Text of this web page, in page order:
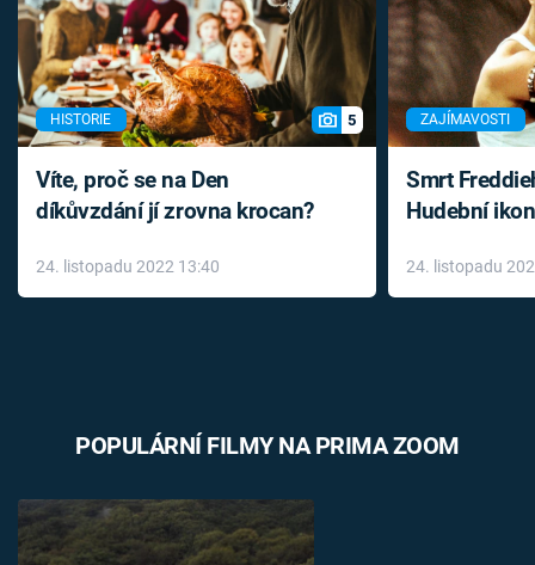
HISTORIE 5
Víte, proč se na Den
díkůvzdání jí zrovna krocan?
24. listopadu 2022 13:40
ZAJÍMAVOSTI
Smrt
Hudební
léky
24. listopadu
POPULÁRNÍ FILMY NA PRIMA ZOOM